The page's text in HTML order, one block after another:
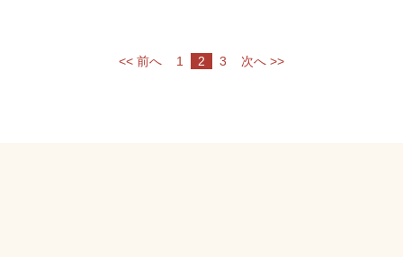
<< 前へ 1 2 3 次へ >>